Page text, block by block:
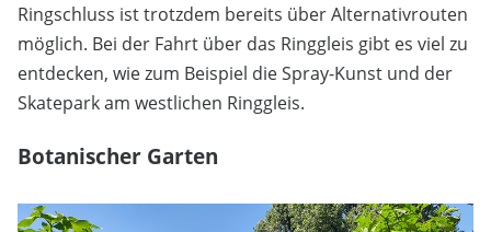
Ringschluss ist trotzdem bereits über Alternativrouten
möglich. Bei der Fahrt über das Ringgleis gibt es viel zu
entdecken, wie zum Beispiel die Spray-Kunst und der
Skatepark am westlichen Ringgleis.
Botanischer Garten